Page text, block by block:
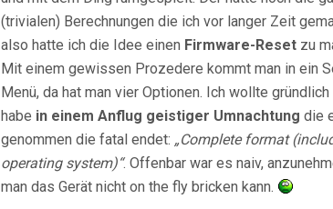
(trivialen) Berechnungen die ich vor langer Zeit
also hatte ich die Idee einen Firmware-Reset zu
Mit einem gewissen Prozedere kommt man in ein
Menü, da hat man vier Optionen. Ich wollte
habe in einem Anflug geistiger Umnachtung die
genommen die fatal endet: „Complete format
operating system)“. Offenbar war es naiv,
man das Gerät nicht on the fly bricken kann.